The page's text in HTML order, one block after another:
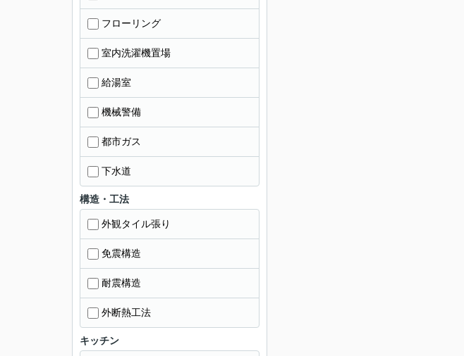
フローリング
室内洗濯機置場
給湯室
機械警備
都市ガス
下水道
構造・工法
外観タイル張り
免震構造
耐震構造
外断熱工法
キッチン